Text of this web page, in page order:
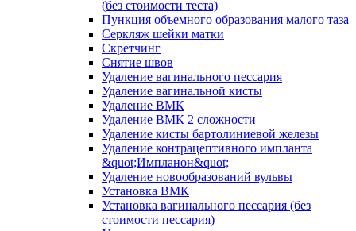
(без стоимости теста)
Пункция объемного образования малого таза
Серкляж шейки матки
Скретчинг
Снятие швов
Удаление вагинального пессария
Удаление вагинальной кисты
Удаление ВМК
Удаление ВМК 2 сложности
Удаление кисты бартолиниевой железы
Удаление контрацептивного импланта
&quot;Импланон&quot;
Удаление новообразований вульвы
Установка ВМК
Установка вагинального пессария (без
стоимости пессария)